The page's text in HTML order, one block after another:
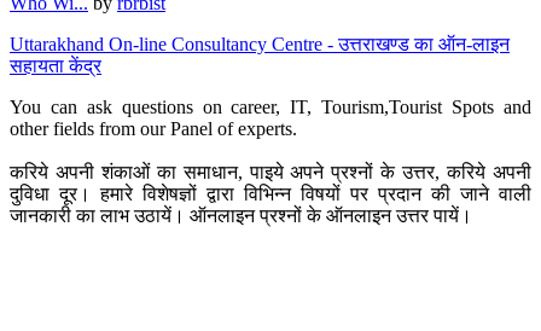
Uttarakhand On-line Consultancy Centre - उत्तराखण्ड का ऑन-लाइन
सहायता केंद्र
You can ask questions on career, IT, Tourism,Tourist Spots and
other fields from our Panel of experts.
करिये अपनी शंकाओं का समाधान, पाइये अपने प्रश्नों के उत्तर, करिये अपनी
दुविधा दूर। हमारे विशेषज्ञों द्वारा विभिन्न विषयों पर प्रदान की जाने वाली
जानकारी का लाभ उठायें। ऑनलाइन प्रश्नों के ऑनलाइन उत्तर पायें।